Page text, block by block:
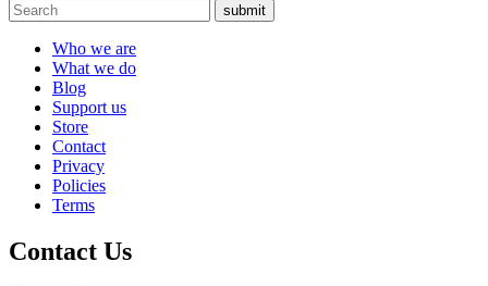
submit
Who we are
What we do
Blog
Support us
Store
Contact
Privacy
Policies
Terms
Contact Us